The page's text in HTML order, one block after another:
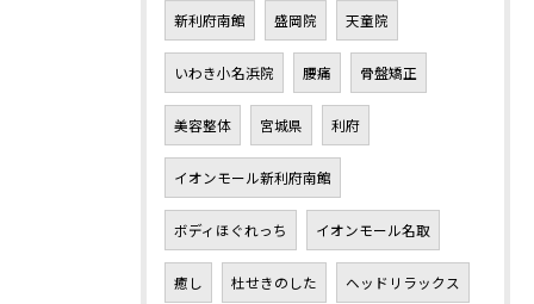
新利府南館 盛岡院 天童院
いわき小名浜院 腰痛 骨盤矯正
美容整体 宮城県 利府
イオンモール新利府南館
ボディほぐれっち イオンモール名取
癒し 杜せきのした ヘッドリラックス